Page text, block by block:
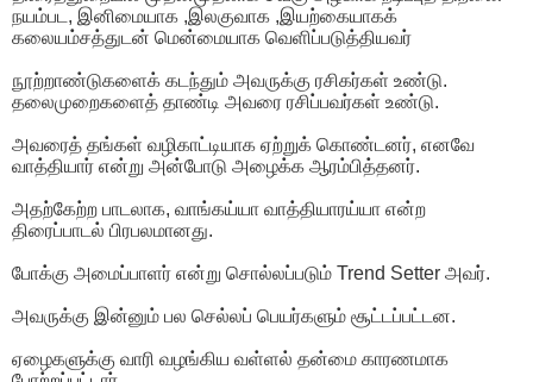
நயம்பட, இனிமையாக ,இலகுவாக ,இயற்கையாகக்
கலையம்சத்துடன் மென்மையாக வெளிப்படுத்தியவர்
நூற்றாண்டுகளைக் கடந்தும் அவருக்கு ரசிகர்கள் உண்டு.
தலைமுறைகளைத் தாண்டி அவரை ரசிப்பவர்கள் உண்டு.
அவரைத் தங்கள் வழிகாட்டியாக ஏற்றுக் கொண்டனர், எனவே
வாத்தியார் என்று அன்போடு அழைக்க ஆரம்பித்தனர்.
அதற்கேற்ற பாடலாக, வாங்கய்யா வாத்தியாரய்யா என்ற
திரைப்பாடல் பிரபலமானது.
போக்கு அமைப்பாளர் என்று சொல்லப்படும் Trend Setter அவர்.
அவருக்கு இன்னும் பல செல்லப் பெயர்களும் சூட்டப்பட்டன.
ஏழைகளுக்கு வாரி வழங்கிய வள்ளல் தன்மை காரணமாக